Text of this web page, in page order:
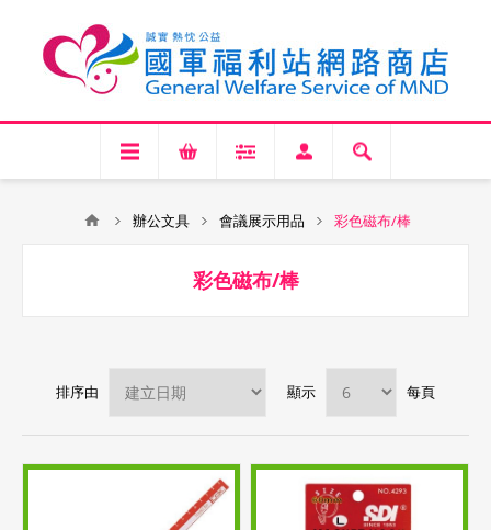
辦公文具 會議展示用品 彩色磁布/棒
彩色磁布/棒
排序由 顯示 每頁